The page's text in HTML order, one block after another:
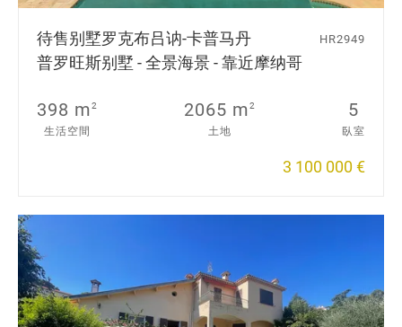
待售别墅罗克布吕讷-卡普马丹
普罗旺斯别墅 - 全景海景 - 靠近摩纳哥
HR2949
398 m2
生活空間
2065 m2
土地
5
臥室
3 100 000 €